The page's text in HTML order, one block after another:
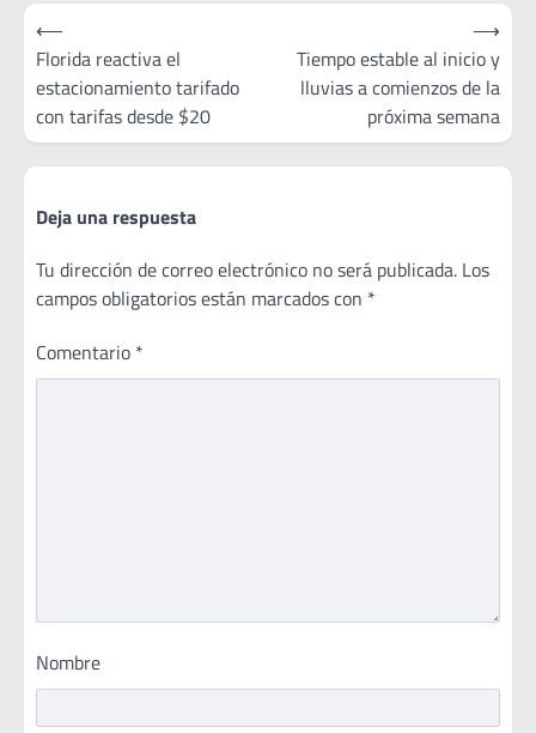
Navegación
de
entradas
⟵
Florida reactiva el
estacionamiento tarifado
con tarifas desde $20
Tiempo estable al inicio y
lluvias a comienzos de la
próxima semana
⟶
Deja una respuesta
Tu dirección de correo electrónico no será publicada. Los
campos obligatorios están marcados con *
Comentario *
Nombre